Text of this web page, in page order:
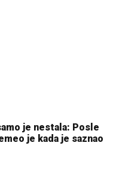
je nestala: Posle
je kada je saznao